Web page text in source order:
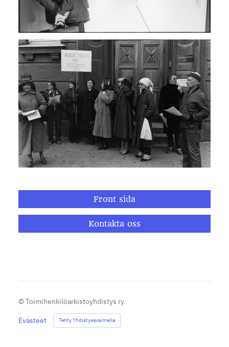
Front sida
Kontakta oss
© Toimihenkilöarkistoyhdistys ry
Evästeet Tehty Yhdistysavaimella